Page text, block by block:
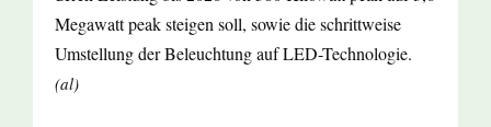
Megawatt peak steigen soll, sowie die schrittweise
Umstellung der Beleuchtung auf LED-Technologie.
(al)